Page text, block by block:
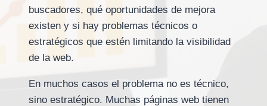
buscadores, qué oportunidades de mejora
existen y si hay problemas técnicos o
estratégicos que estén limitando la visibilidad
de la web.
En muchos casos el problema no es técnico,
sino estratégico. Muchas páginas web tienen